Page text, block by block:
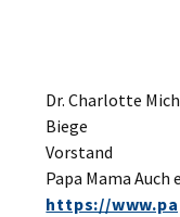
Dr. Charlotte
Biege
Vorstand
Papa Mama Auch
https://